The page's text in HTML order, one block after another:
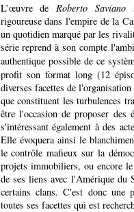
L’œuvre de Roberto Saviano
rigoureuse dans l'empire de la
un quotidien marqué par les
série reprend à son compte
authentique possible de ce
profit son format long (12
diverses facettes de
que constituent les turbulences
être l'occasion de proposer des
s'intéressant également à des
Elle évoquera ainsi le
le contrôle mafieux sur la
projets immobiliers, ou encore
de ses liens avec l'Amérique du
certains clans. C'est donc une
toutes ses facettes qui est